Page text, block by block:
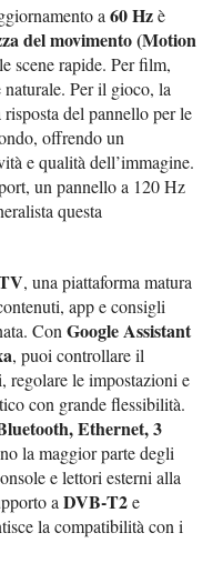
a60 Hzè
del movimento (Motion
scene rapide. Per film,
Per il gioco, la
del pannello per le
offrendo un
e qualità dell’immagine.
un pannello a 120 Hz
questa
, una piattaforma matura
app e consigli
ConGoogle Assistant
, puoi controllare il
regolare le impostazioni e
con grande flessibilità.
Ethernet, 3
la maggior parte degli
e lettori esterni alla
aDVB‑T2e
la compatibilità con i